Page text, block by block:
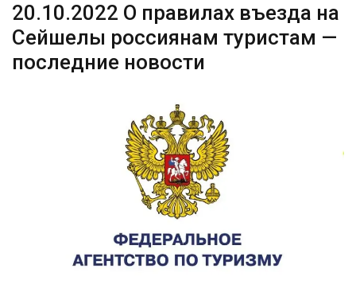
20.10.2022 О правилах въезда на
Сейшелы россиянам туристам —
последние новости